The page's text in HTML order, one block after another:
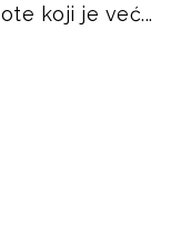
koji je već...